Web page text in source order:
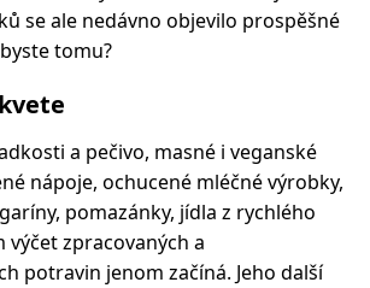
se ale nedávno objevilo prospěšné
tomu?
a pečivo, masné i veganské
nápoje, ochucené mléčné výrobky,
pomazánky, jídla z rychlého
výčet zpracovaných a
potravin jenom začíná. Jeho další